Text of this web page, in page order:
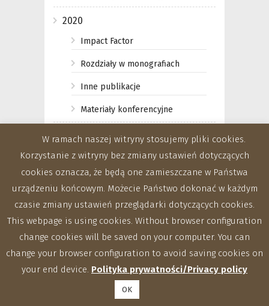
2020
Impact Factor
Rozdziały w monografiach
Inne publikacje
Materiały konferencyjne
2019
Impact Factor
Czasopisma zagraniczne
Monografie
Rozdziały w monografiach
Inne publikacje
Materiały konferencyjne
W ramach naszej witryny stosujemy pliki cookies.
Korzystanie z witryny bez zmiany ustawień dotyczących
cookies oznacza, że będą one zamieszczane w Państwa
urządzeniu końcowym. Możecie Państwo dokonać w każdym
czasie zmiany ustawień przeglądarki dotyczących cookies.
This webpage is using cookies. Without browser configuration
change cookies will be saved on your computer. You can
change your browser configuration to avoid saving cookies on
your end device. Polityka prywatności/Privacy policy
OK